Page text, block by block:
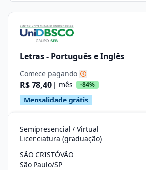
Letras - Português e Inglês
Comece pagando
R$ 78,40 | mês -84%
Mensalidade grátis
Semipresencial / Virtual
Licenciatura (graduação)
SÃO CRISTÓVÃO
São Paulo/SP